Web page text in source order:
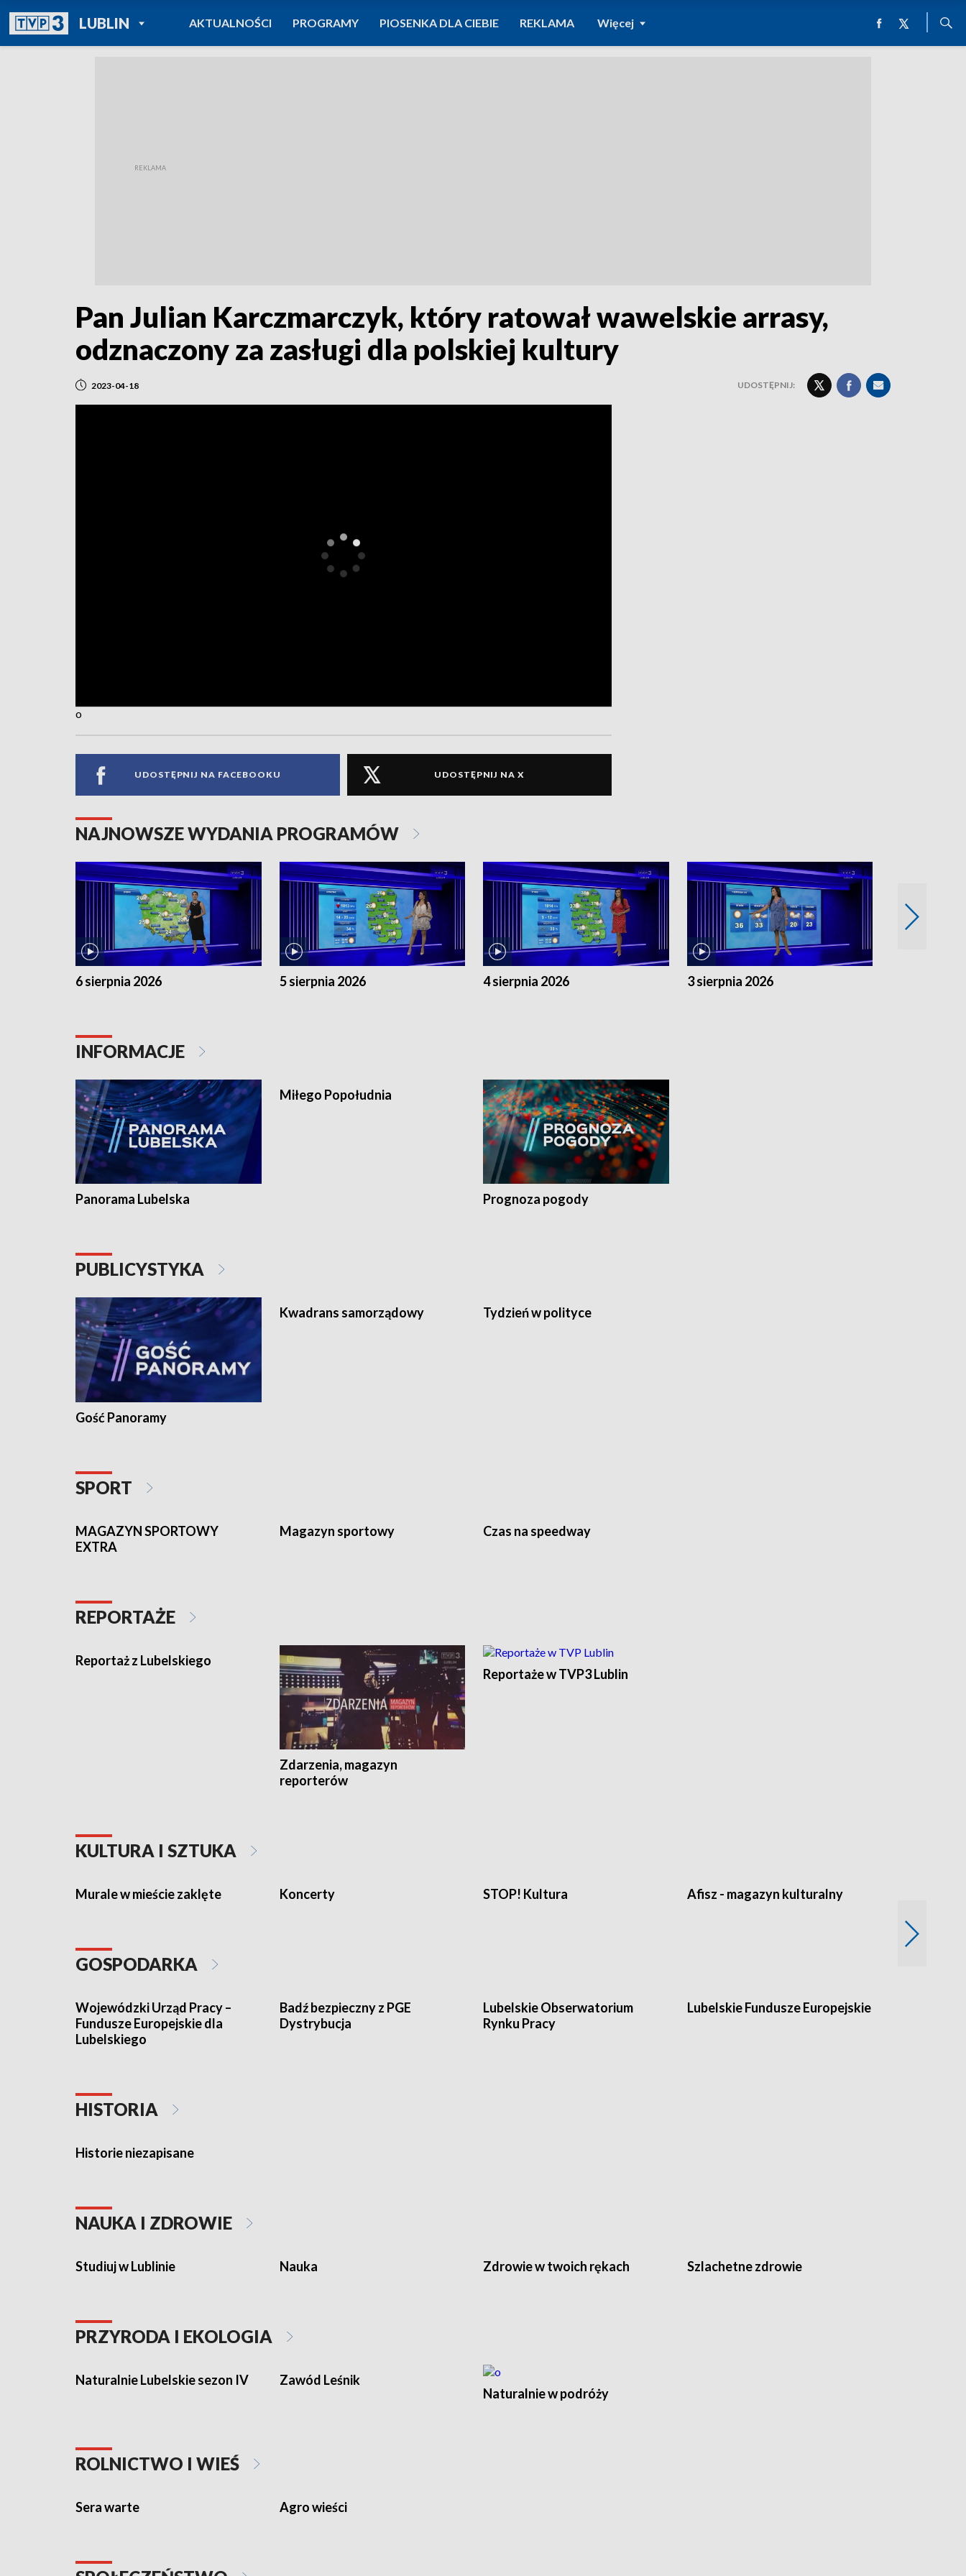
LUBLINPOWRÓT DO
TVP REGIONY
AKTUALNOŚCI PROGRAMY PIOSENKA DLA CIEBIE REKLAMA Więcej
Pan Julian Karczmarczyk, który ratował wawelskie arrasy,
odznaczony za zasługi dla polskiej kultury
2023-04-18 UDOSTĘPNIJ:
o
UDOSTĘPNIJ NA FACEBOOKU UDOSTĘPNIJ NA X
NAJNOWSZE WYDANIA PROGRAMÓW
6 sierpnia 2026 5 sierpnia 2026 4 sierpnia 2026 3 sierpnia 2026
INFORMACJE
Panorama Lubelska
Miłego Popołudnia
Prognoza pogody
PUBLICYSTYKA
Gość Panoramy
Kwadrans samorządowy Tydzień w polityce
SPORT
MAGAZYN SPORTOWY
EXTRA
Magazyn sportowy Czas na speedway
REPORTAŻE
Reportaż z Lubelskiego
Zdarzenia, magazyn
reporterów
Reportaże w TVP3 Lublin
KULTURA I SZTUKA
Murale w mieście zaklęte Koncerty STOP! Kultura Afisz - magazyn kulturalny
GOSPODARKA
Wojewódzki Urząd Pracy –
Fundusze Europejskie dla
Lubelskiego
Badź bezpieczny z PGE
Dystrybucja
Lubelskie Obserwatorium
Rynku Pracy
Lubelskie Fundusze Europejskie
HISTORIA
Historie niezapisane
NAUKA I ZDROWIE
Studiuj w Lublinie Nauka Zdrowie w twoich rękach Szlachetne zdrowie
PRZYRODA I EKOLOGIA
Naturalnie Lubelskie sezon IV
Zawód Leśnik
Naturalnie w podróży
ROLNICTWO I WIEŚ
Sera warte Agro wieści